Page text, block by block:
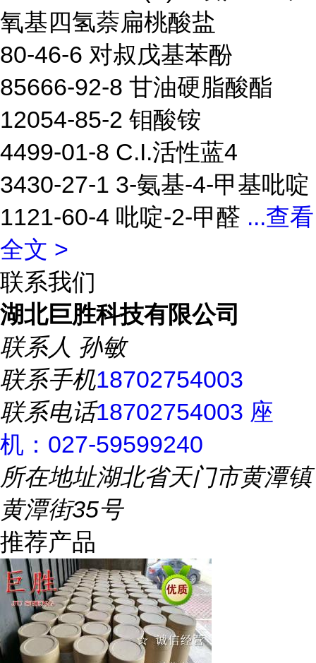
氧基四氢萘扁桃酸盐
80-46-6 对叔戊基苯酚
85666-92-8 甘油硬脂酸酯
12054-85-2 钼酸铵
4499-01-8 C.I.活性蓝4
3430-27-1 3-氨基-4-甲基吡啶
1121-60-4 吡啶-2-甲醛 ...查看
全文 >
联系我们
湖北巨胜科技有限公司
联系人 孙敏
联系手机18702754003
联系电话18702754003 座
机：027-59599240
所在地址湖北省天门市黄潭镇
黄潭街35号
推荐产品